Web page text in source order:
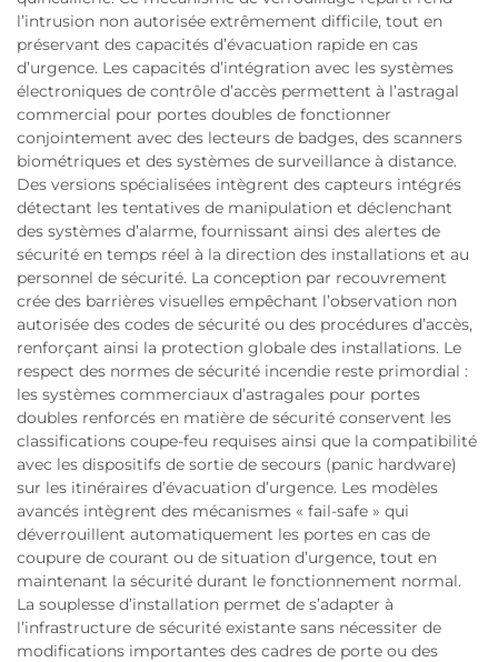
l’intrusion non autorisée extrêmement difficile, tout en
préservant des capacités d’évacuation rapide en cas
d’urgence. Les capacités d’intégration avec les systèmes
électroniques de contrôle d’accès permettent à l’astragal
commercial pour portes doubles de fonctionner
conjointement avec des lecteurs de badges, des scanners
biométriques et des systèmes de surveillance à distance.
Des versions spécialisées intègrent des capteurs intégrés
détectant les tentatives de manipulation et déclenchant
des systèmes d’alarme, fournissant ainsi des alertes de
sécurité en temps réel à la direction des installations et au
personnel de sécurité. La conception par recouvrement
crée des barrières visuelles empêchant l’observation non
autorisée des codes de sécurité ou des procédures d’accès,
renforçant ainsi la protection globale des installations. Le
respect des normes de sécurité incendie reste primordial :
les systèmes commerciaux d’astragales pour portes
doubles renforcés en matière de sécurité conservent les
classifications coupe-feu requises ainsi que la compatibilité
avec les dispositifs de sortie de secours (panic hardware)
sur les itinéraires d’évacuation d’urgence. Les modèles
avancés intègrent des mécanismes « fail-safe » qui
déverrouillent automatiquement les portes en cas de
coupure de courant ou de situation d’urgence, tout en
maintenant la sécurité durant le fonctionnement normal.
La souplesse d’installation permet de s’adapter à
l’infrastructure de sécurité existante sans nécessiter de
modifications importantes des cadres de porte ou des